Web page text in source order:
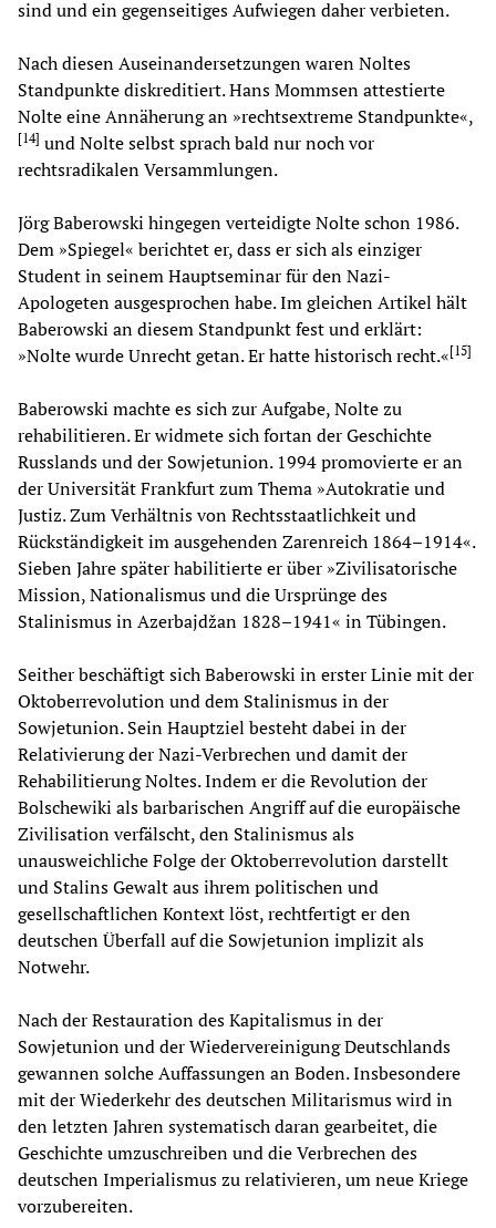
sind und ein gegenseitiges Aufwiegen daher verbieten.
Nach diesen Auseinandersetzungen waren Noltes
Standpunkte diskreditiert. Hans Mommsen attestierte
Nolte eine Annäherung an »rechtsextreme Standpunkte«,
[14] und Nolte selbst sprach bald nur noch vor
rechtsradikalen Versammlungen.
Jörg Baberowski hingegen verteidigte Nolte schon 1986.
Dem »Spiegel« berichtet er, dass er sich als einziger
Student in seinem Hauptseminar für den Nazi-
Apologeten ausgesprochen habe. Im gleichen Artikel hält
Baberowski an diesem Standpunkt fest und erklärt:
»Nolte wurde Unrecht getan. Er hatte historisch recht.«[15]
Baberowski machte es sich zur Aufgabe, Nolte zu
rehabilitieren. Er widmete sich fortan der Geschichte
Russlands und der Sowjetunion. 1994 promovierte er an
der Universität Frankfurt zum Thema »Autokratie und
Justiz. Zum Verhältnis von Rechtsstaatlichkeit und
Rückständigkeit im ausgehenden Zarenreich 1864–1914«.
Sieben Jahre später habilitierte er über »Zivilisatorische
Mission, Nationalismus und die Ursprünge des
Stalinismus in Azerbajdžan 1828–1941« in Tübingen.
Seither beschäftigt sich Baberowski in erster Linie mit der
Oktoberrevolution und dem Stalinismus in der
Sowjetunion. Sein Hauptziel besteht dabei in der
Relativierung der Nazi-Verbrechen und damit der
Rehabilitierung Noltes. Indem er die Revolution der
Bolschewiki als barbarischen Angriff auf die europäische
Zivilisation verfälscht, den Stalinismus als
unausweichliche Folge der Oktoberrevolution darstellt
und Stalins Gewalt aus ihrem politischen und
gesellschaftlichen Kontext löst, rechtfertigt er den
deutschen Überfall auf die Sowjetunion implizit als
Notwehr.
Nach der Restauration des Kapitalismus in der
Sowjetunion und der Wiedervereinigung Deutschlands
gewannen solche Auffassungen an Boden. Insbesondere
mit der Wiederkehr des deutschen Militarismus wird in
den letzten Jahren systematisch daran gearbeitet, die
Geschichte umzuschreiben und die Verbrechen des
deutschen Imperialismus zu relativieren, um neue Kriege
vorzubereiten.